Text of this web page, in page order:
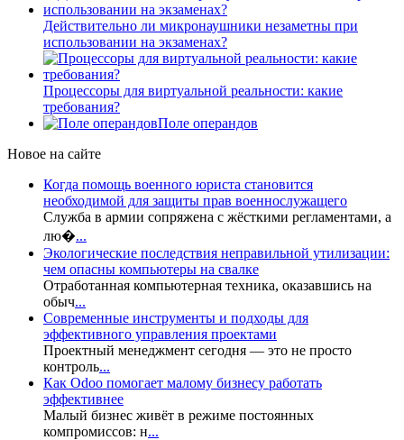
Действительно ли микронаушники незаметны при
использовании на экзаменах?
Процессоры для виртуальной реальности: какие
требования?
Поле операндов
Новое на сайте
Когда помощь военного юриста становится
необходимой для защиты прав военнослужащего
Служба в армии сопряжена с жёсткими регламентами, а
лю�...
Экологические последствия неправильной утилизации:
чем опасны компьютеры на свалке
Отработанная компьютерная техника, оказавшись на
обыч...
Современные инструменты и подходы для
эффективного управления проектами
Проектный менеджмент сегодня — это не просто
контроль...
Как Odoo помогает малому бизнесу работать
эффективнее
Малый бизнес живёт в режиме постоянных
компромиссов: н...